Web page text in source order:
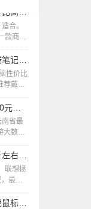
合。
款商务
，接
...
性价比
荐戴睿
（需
南省最
大数据
讯造，
”...
联想拯
最窄
，所以
...